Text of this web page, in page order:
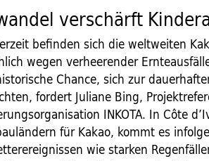
ver­schärft
befinden sich die ­weltweiten
wegen verheerender
Chance, sich zur
fordert Juliane Bing,
INKOTA. In Côte
für Kakao, kommt es
wie starken